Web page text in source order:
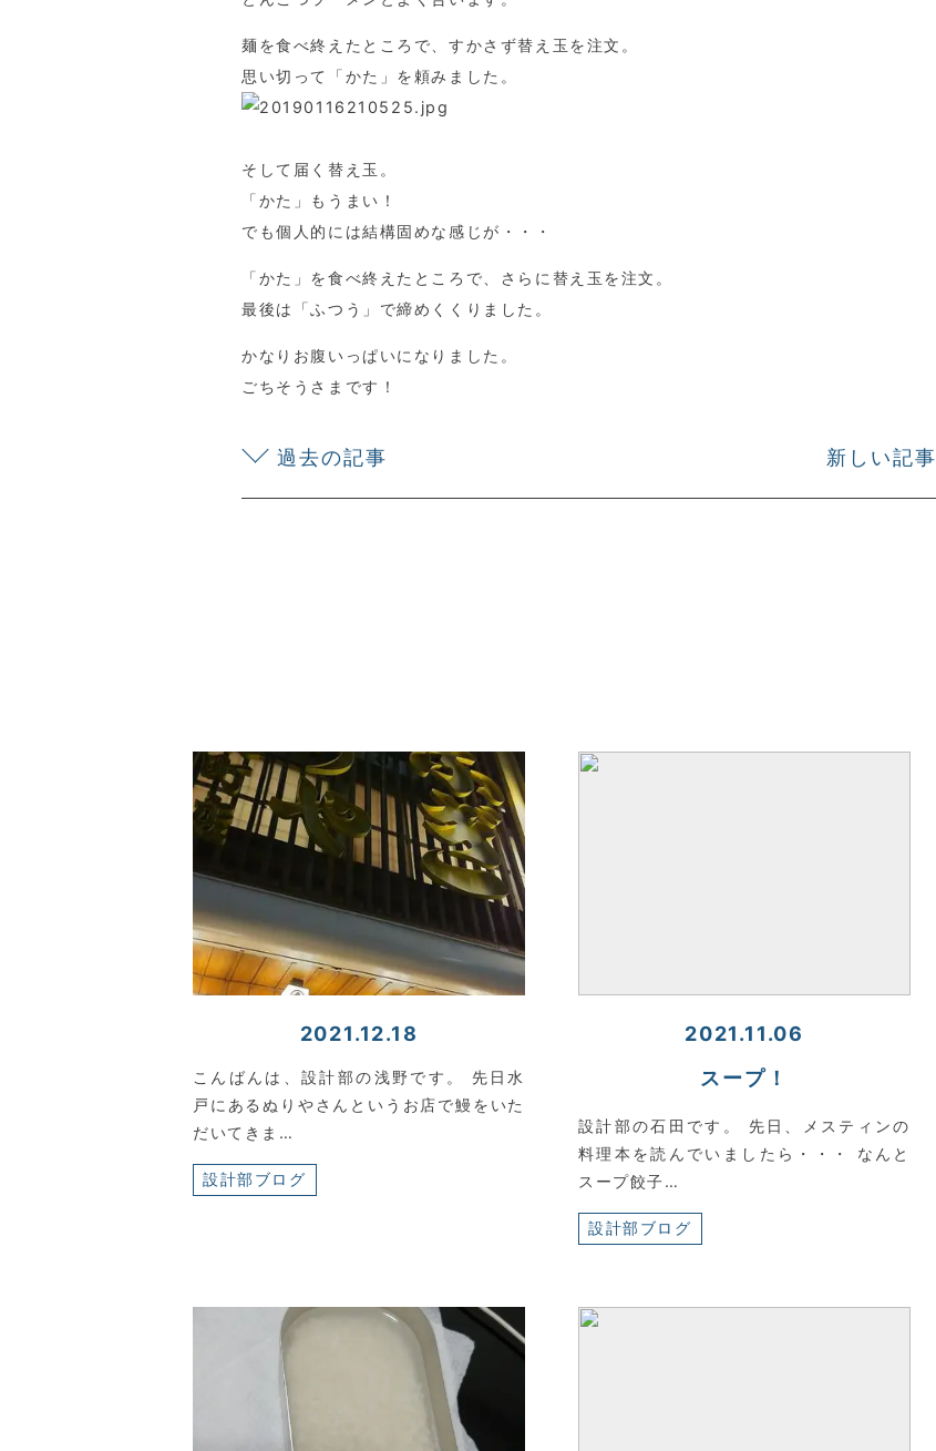
麺を食べ終えたところで、すかさず替え玉を注文。
思い切って「かた」を頼みました。
そして届く替え玉。
「かた」もうまい！
でも個人的には結構固めな感じが・・・
「かた」を食べ終えたところで、さらに替え玉を注文。
最後は「ふつう」で締めくくりました。
かなりお腹いっぱいになりました。
ごちそうさまです！
過去の記事 新しい記事
2021.12.18
こんばんは、設計部の浅野です。 先日水
戸にあるぬりやさんというお店で鰻をいた
だいてきま…
設計部ブログ
2021.11.06
スープ！
設計部の石田です。 先日、メスティンの
料理本を読んでいましたら・・・ なんと
スープ餃子…
設計部ブログ